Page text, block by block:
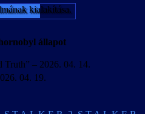
kialakítása.
állapot
Truth” – 2026. 04. 14.
04. 19.